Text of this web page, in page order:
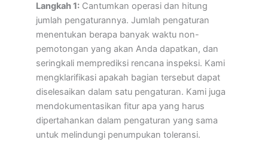
Langkah 1: Cantumkan operasi dan hitung
jumlah pengaturannya. Jumlah pengaturan
menentukan berapa banyak waktu non-
pemotongan yang akan Anda dapatkan, dan
seringkali memprediksi rencana inspeksi. Kami
mengklarifikasi apakah bagian tersebut dapat
diselesaikan dalam satu pengaturan. Kami juga
mendokumentasikan fitur apa yang harus
dipertahankan dalam pengaturan yang sama
untuk melindungi penumpukan toleransi.